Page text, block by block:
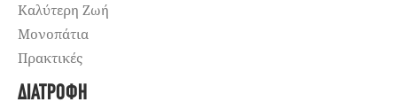
Καλύτερη Ζωή
Μονοπάτια
Πρακτικές
ΔΙΑΤΡΟΦΉ